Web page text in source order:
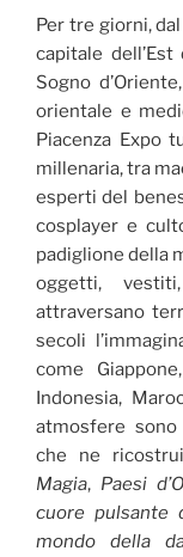
Per tre giorni,
capitale
Sogno
orientale e
Piacenza Expo
millenaria, tra
esperti del
cosplayer e
padiglione della
oggetti,
attraversano
secoli
come
Indonesia,
atmosfere
che ne
Magia, Paesi
cuore pulsante
mondo della